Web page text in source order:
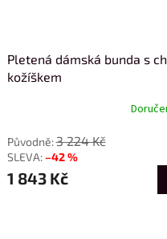
Pletená dámská bunda s
kožíškem
3 224 Kč
–42 %
1 843 Kč